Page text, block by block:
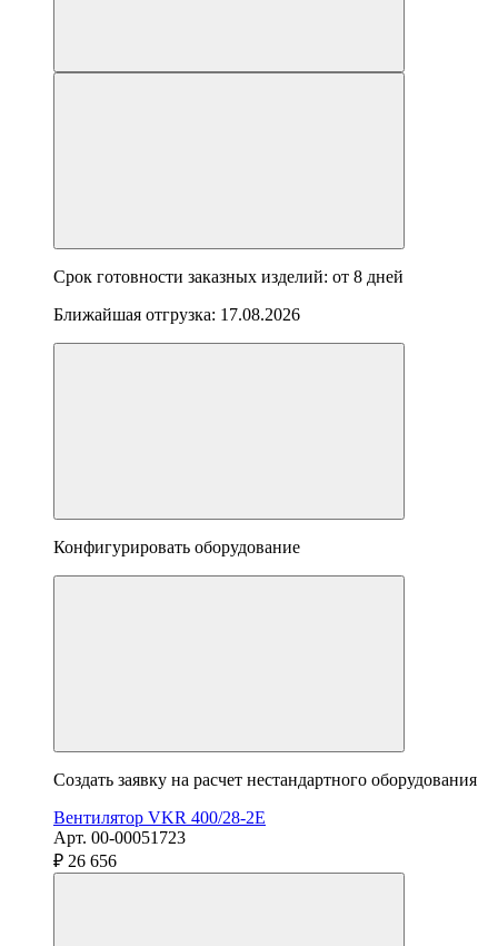
Срок готовности заказных изделий: от 8 дней
Ближайшая отгрузка: 17.08.2026
Конфигурировать оборудование
Создать заявку на расчет нестандартного оборудования
Вентилятор VKR 400/28-2E
Арт. 00-00051723
₽ 26 656